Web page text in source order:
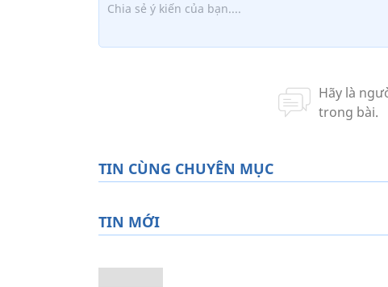
TIN CÙNG CHUYÊN MỤC
TIN MỚI